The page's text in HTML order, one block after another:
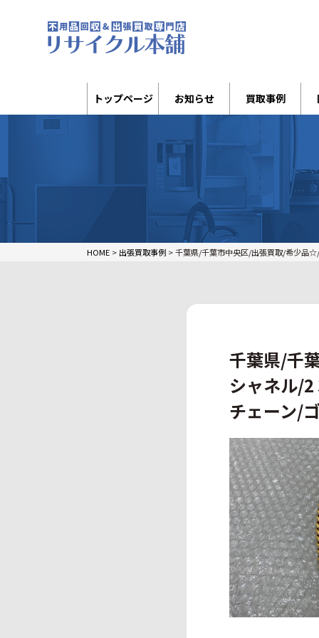
トップページ お知らせ 買取事例
HOME > 出張買取事例 >千葉県/千葉市中央区/出張買取/希少品
千葉県/千
シャネル/
チェーン/